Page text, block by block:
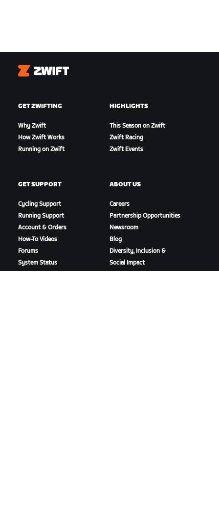
Zwift
GET ZWIFTING
Why Zwift
How Zwift Works
Running on Zwift
HIGHLIGHTS
This Season on Zwift
Zwift Racing
Zwift Events
GET SUPPORT
Cycling Support
Running Support
Account & Orders
How-To Videos
Forums
System Status
ABOUT US
Careers
Partnership Opportunities
Newsroom
Blog
Diversity, Inclusion &
Social Impact